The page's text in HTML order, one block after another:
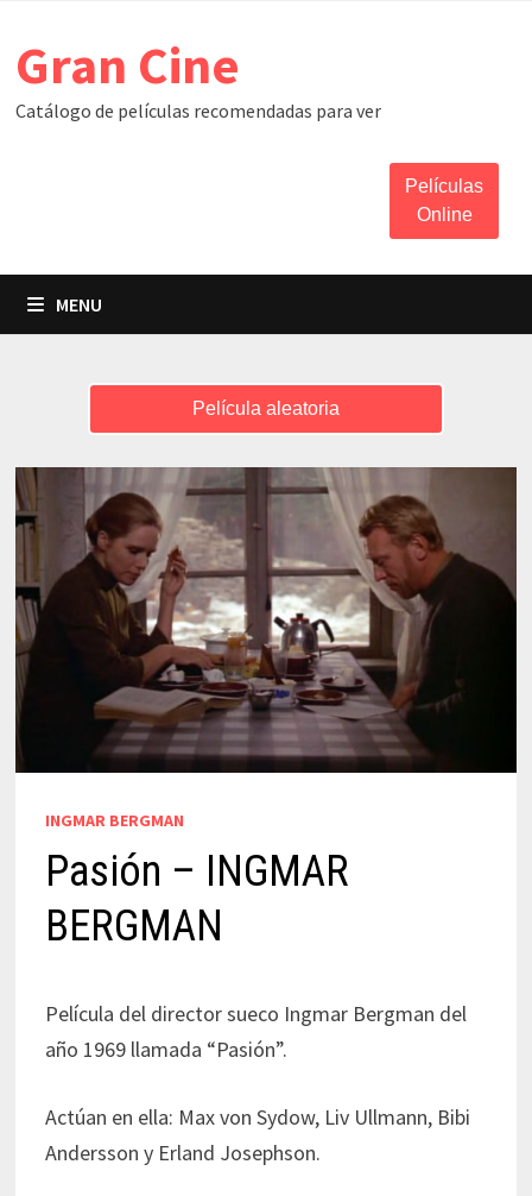
content
Gran Cine
Catálogo de películas recomendadas para ver
Películas
Online
MENU
Película aleatoria
INGMAR BERGMAN
Pasión – INGMAR
BERGMAN
Película del director sueco Ingmar Bergman del
año 1969 llamada “Pasión”.
Actúan en ella: Max von Sydow, Liv Ullmann, Bibi
Andersson y Erland Josephson.